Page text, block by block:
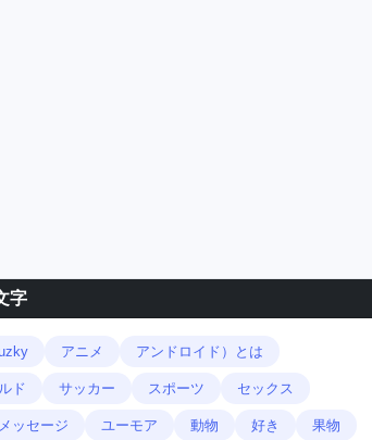
字
アニメ アンドロイド）とは
ド サッカー スポーツ セックス
メッセージ ユーモア 動物 好き 果物